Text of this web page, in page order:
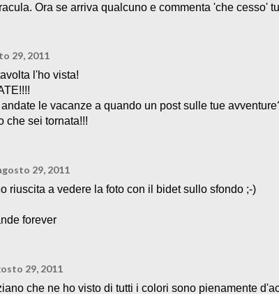
Ora se arriva qualcuno e commenta 'che cesso'
29, 2011
l'ho vista!
le vacanze a quando un post sulle tue
che sei tornata!!!
29, 2011
riuscita a vedere la foto con il bidet sullo sfondo ;-)
forever
29, 2011
che ne ho visto di tutti i colori sono pienamente